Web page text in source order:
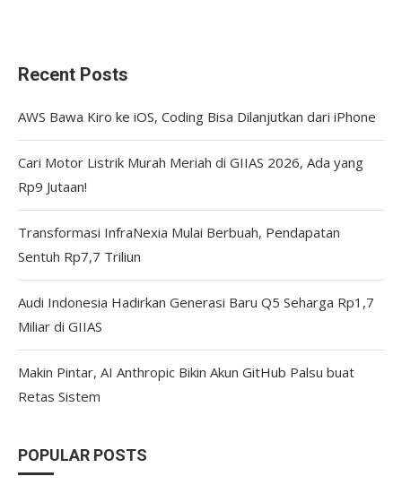
Recent Posts
AWS Bawa Kiro ke iOS, Coding Bisa Dilanjutkan dari iPhone
Cari Motor Listrik Murah Meriah di GIIAS 2026, Ada yang
Rp9 Jutaan!
Transformasi InfraNexia Mulai Berbuah, Pendapatan
Sentuh Rp7,7 Triliun
Audi Indonesia Hadirkan Generasi Baru Q5 Seharga Rp1,7
Miliar di GIIAS
Makin Pintar, AI Anthropic Bikin Akun GitHub Palsu buat
Retas Sistem
POPULAR POSTS